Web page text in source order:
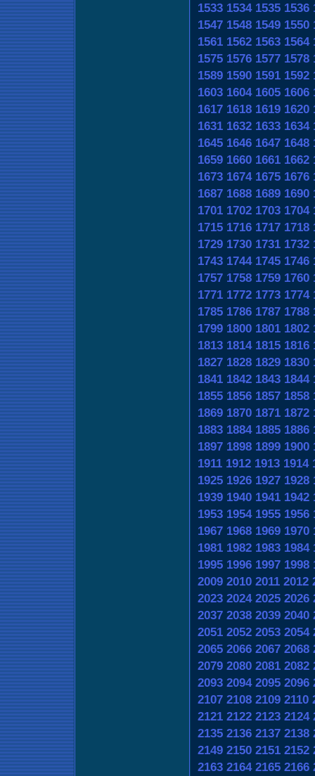
1533 1534 1535 1536
1547 1548 1549 1550
1561 1562 1563 1564
1575 1576 1577 1578
1589 1590 1591 1592
1603 1604 1605 1606
1617 1618 1619 1620
1631 1632 1633 1634
1645 1646 1647 1648
1659 1660 1661 1662
1673 1674 1675 1676
1687 1688 1689 1690
1701 1702 1703 1704
1715 1716 1717 1718
1729 1730 1731 1732
1743 1744 1745 1746
1757 1758 1759 1760
1771 1772 1773 1774
1785 1786 1787 1788
1799 1800 1801 1802
1813 1814 1815 1816
1827 1828 1829 1830
1841 1842 1843 1844
1855 1856 1857 1858
1869 1870 1871 1872
1883 1884 1885 1886
1897 1898 1899 1900
1911 1912 1913 1914
1925 1926 1927 1928
1939 1940 1941 1942
1953 1954 1955 1956
1967 1968 1969 1970
1981 1982 1983 1984
1995 1996 1997 1998
2009 2010 2011 2012
2023 2024 2025 2026
2037 2038 2039 2040
2051 2052 2053 2054
2065 2066 2067 2068
2079 2080 2081 2082
2093 2094 2095 2096
2107 2108 2109 2110
2121 2122 2123 2124
2135 2136 2137 2138
2149 2150 2151 2152
2163 2164 2165 2166